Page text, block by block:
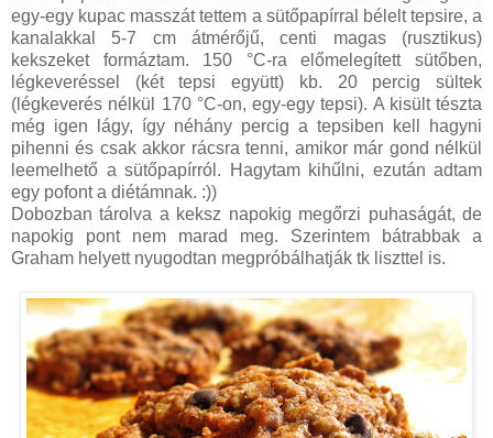
egy-egy kupac masszát tettem a sütőpapírral bélelt tepsire, a
kanalakkal 5-7 cm átmérőjű, centi magas (rusztikus)
kekszeket formáztam. 150 °C-ra előmelegített sütőben,
légkeveréssel (két tepsi együtt) kb. 20 percig sültek
(légkeverés nélkül 170 °C-on, egy-egy tepsi). A kisült tészta
még igen lágy, így néhány percig a tepsiben kell hagyni
pihenni és csak akkor rácsra tenni, amikor már gond nélkül
leemelhető a sütőpapírról. Hagytam kihűlni, ezután adtam
egy pofont a diétámnak. :))
Dobozban tárolva a keksz napokig megőrzi puhaságát, de
napokig pont nem marad meg. Szerintem bátrabbak a
Graham helyett nyugodtan megpróbálhatják tk liszttel is.